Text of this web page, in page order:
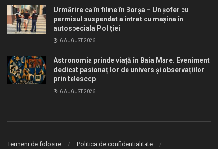
Urmărire ca în filme în Borșa – Un șofer cu
permisul suspendat a intrat cu mașina în
autospeciala Poliției
6 AUGUST 2026
Astronomia prinde viață în Baia Mare. Eveniment
dedicat pasionaților de univers și observațiilor
prin telescop
6 AUGUST 2026
Termeni de folosire Politica de confidentialitate